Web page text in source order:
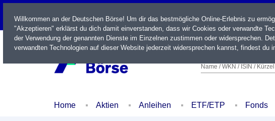
LIVE
Name / WKN / ISIN / Kürzel
Home Aktien Anleihen ETF/ETP Fonds
Willkommen an der Deutschen Börse! Um dir das bestmögliche Online-Erlebnis zu
"Akzeptieren" erklärst du dich damit einverstanden, dass wir Cookies oder verwandte
der Verwendung der genannten Dienste im Einzelnen zustimmen oder widersprechen.
verwandten Technologien auf dieser Website jederzeit widersprechen kannst, findest du